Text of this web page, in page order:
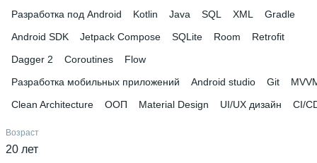
Разработка под Android Kotlin Java SQL XML
Gradle
Android SDK
Jetpack Compose SQLite Room
Retrofit
Dagger 2
Coroutines
Flow
Разработка мобильных приложений
Android studio Git
Clean Architecture
ООП Material Design UI/UX дизайн CI/
Возраст
20 лет